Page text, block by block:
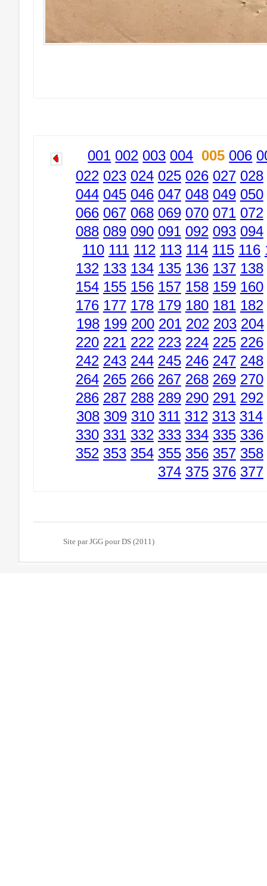
001 002 003 004 005 006
022 023 024 025 026 027 028
044 045 046 047 048 049 050
066 067 068 069 070 071 072
088 089 090 091 092 093 094
110 111 112 113 114 115 116
132 133 134 135 136 137 138
154 155 156 157 158 159 160
176 177 178 179 180 181 182
198 199 200 201 202 203 204
220 221 222 223 224 225 226
242 243 244 245 246 247 248
264 265 266 267 268 269 270
286 287 288 289 290 291 292
308 309 310 311 312 313 314
330 331 332 333 334 335 336
352 353 354 355 356 357 358
374 375 376 377
Site par JGG pour DS (2011)